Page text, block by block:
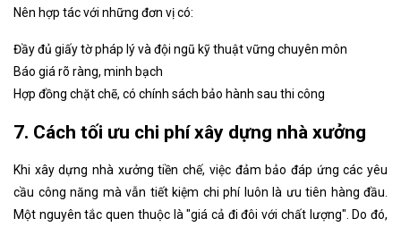
Nên hợp tác với những đơn vị có:
Đầy đủ giấy tờ pháp lý và đội ngũ kỹ thuật vững chuyên môn
Báo giá rõ ràng, minh bạch
Hợp đồng chặt chẽ, có chính sách bảo hành sau thi công
7. Cách tối ưu chi phí xây dựng nhà xưởng
Khi xây dựng nhà xưởng tiền chế, việc đảm bảo đáp ứng các yêu
cầu công năng mà vẫn tiết kiệm chi phí luôn là ưu tiên hàng đầu.
Một nguyên tắc quen thuộc là "giá cả đi đôi với chất lượng". Do đó,